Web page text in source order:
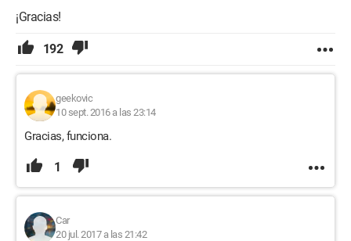
¡Gracias!
192
geekovic
10 sept. 2016 a las 23:14
Gracias, funciona.
1
Car
20 jul. 2017 a las 21:42